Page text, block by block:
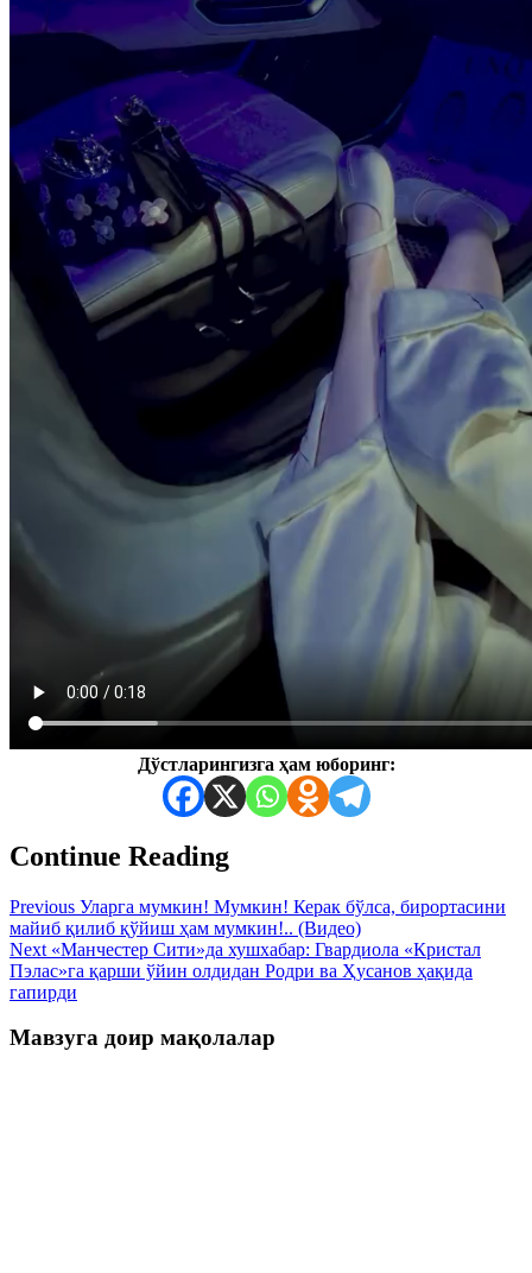
Дўстларингизга ҳам юборинг:
Continue Reading
Previous Уларга мумкин! Мумкин! Керак бўлса, бирортасини
майиб қилиб қўйиш ҳам мумкин!.. (Видео)
Next «Манчестер Сити»да хушхабар: Гвардиола «Кристал
Пэлас»га қарши ўйин олдидан Родри ва Ҳусанов ҳақида
гапирди
Мавзуга доир мақолалар